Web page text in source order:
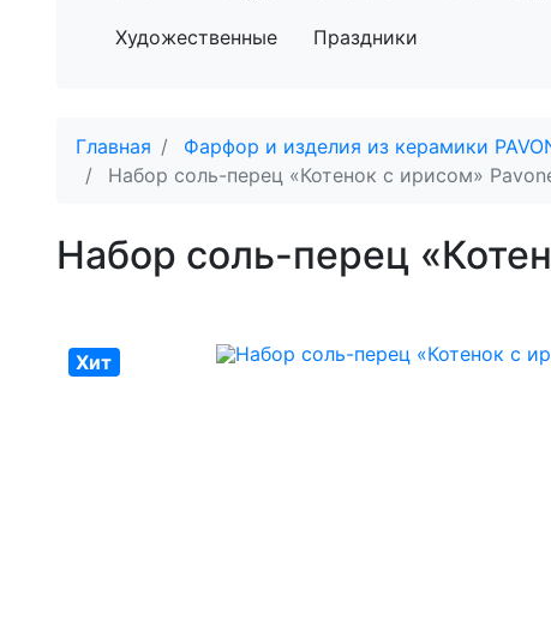
Художественные Праздники
Главная Фарфор и изделия из керамики
Набор соль-перец «Котенок с ирисом»
Набор соль-перец
Хит